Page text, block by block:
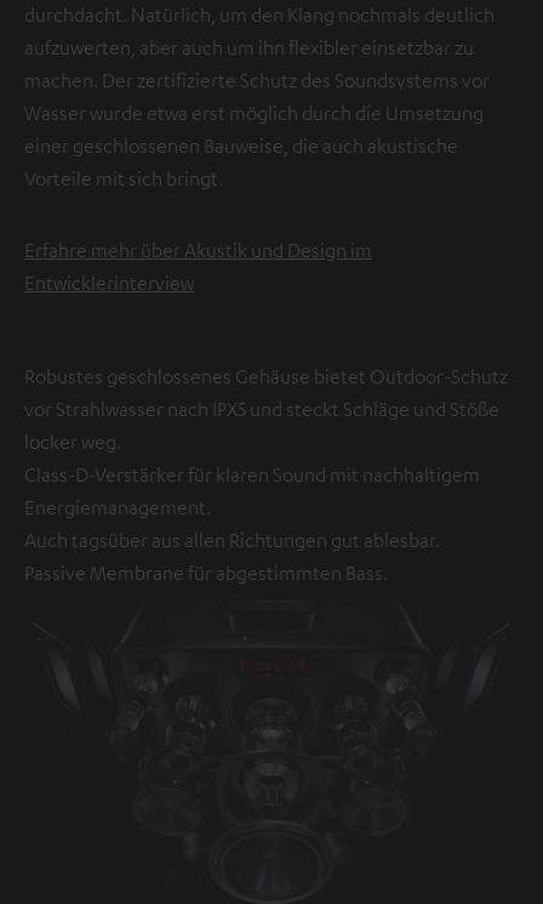
durchdacht. Natürlich, um den Klang nochmals deutlich
aufzuwerten, aber auch um ihn flexibler einsetzbar zu
machen. Der zertifizierte Schutz des Soundsystems vor
Wasser wurde etwa erst möglich durch die Umsetzung
einer geschlossenen Bauweise, die auch akustische
Vorteile mit sich bringt.
Erfahre mehr über Akustik und Design im
Entwicklerinterview
Robustes geschlossenes Gehäuse bietet Outdoor-Schutz
vor Strahlwasser nach IPX5 und steckt Schläge und Stöße
locker weg.
Class-D-Verstärker für klaren Sound mit nachhaltigem
Energiemanagement.
Auch tagsüber aus allen Richtungen gut ablesbar.
Passive Membrane für abgestimmten Bass.